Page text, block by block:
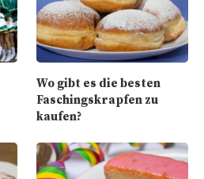
Wo gibt es die besten
Faschingskrapfen zu
kaufen?